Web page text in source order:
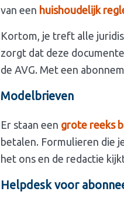
van een huishoudelijk
Kortom, je treft alle
zorgt dat deze
de AVG. Met een
Modelbrieven
Er staan een grote reeks
betalen. Formulieren die
het ons en de redactie
Helpdesk voor